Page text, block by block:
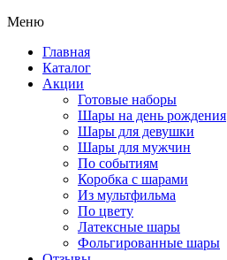
Меню
Главная
Каталог
Акции
Готовые наборы
Шары на день рождения
Шары для девушки
Шары для мужчин
По событиям
Коробка с шарами
Из мультфильма
По цвету
Латексные шары
Фольгированные шары